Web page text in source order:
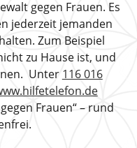
gegen Frauen. Es
jederzeit jemanden
Zum Beispiel
zu Hause ist, und
Unter 116 016
Frauen“ – rund